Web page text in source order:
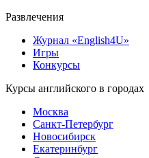
Развлечения
Журнал «English4U»
Игры
Конкурсы
Курсы английского в городах
Москва
Санкт-Петербург
Новосибирск
Екатеринбург